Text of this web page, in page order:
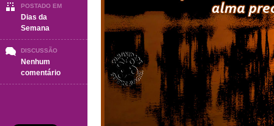
POSTADO EM
Dias da
Semana
DISCUSSÃO
Nenhum
comentárioem
BOA